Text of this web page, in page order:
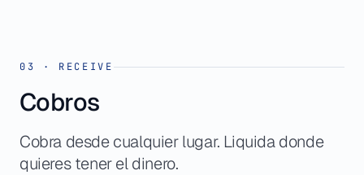
03 · RECEIVE
Cobros
Cobra desde cualquier lugar. Liquida donde
quieres tener el dinero.